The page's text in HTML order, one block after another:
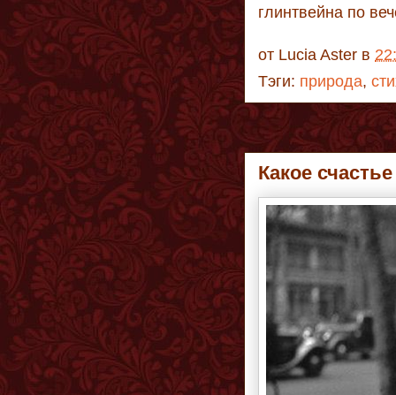
глинтвейна по
от Lucia Aster в
Тэги: природа,
Какое